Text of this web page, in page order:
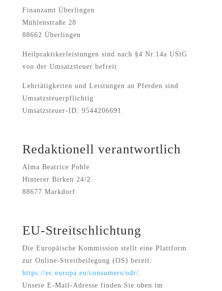
Finanzamt Überlingen
Mühlenstraße 28
88662 Überlingen
Heilpraktikerleistungen sind nach §4 Nr.14a UStG
von der Umsatzsteuer befreit
Lehrtätigkeiten und Leistungen an Pferden sind
Umsatzsteuerpflichtig
Umsatzsteuer-ID: 9544206691
Redaktionell verantwortlich
Alma Beatrice Pohle
Hinterer Birken 24/2
88677 Markdorf
EU-Streitschlichtung
Die Europäische Kommission stellt eine Plattform
zur Online-Streitbeilegung (OS) bereit:
https://ec.europa.eu/consumers/odr/
Unsere E-Mail-Adresse finden Sie oben im